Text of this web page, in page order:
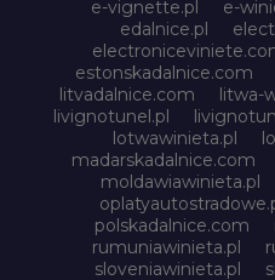
e-vignette.pl
e-
edalnice.pl
estonskadalnice.com
litvadalnice.com
litwa-
livignotunel.pl
lotwawinieta.pl
madarskadalnice.com
moldawiawinieta.pl
polskadalnice.com
rumuniawinieta.pl
sloveniawinieta.pl